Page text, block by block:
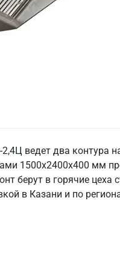
ведет два контура
1500х2400х400 мм
берут в горячие
в Казани и по